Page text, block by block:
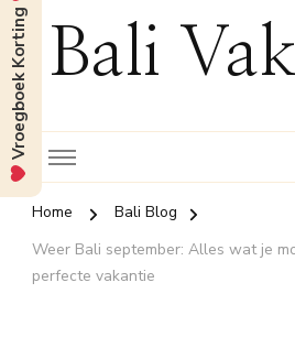
Bali
Home
Bali Blog
Weer Bali september: Alles wat je
perfecte vakantie
Vroegboek Korting